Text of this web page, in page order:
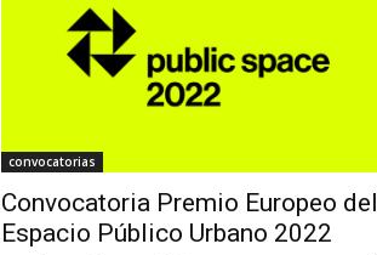
convocatorias
Convocatoria Premio Europeo del
Espacio Público Urbano 2022